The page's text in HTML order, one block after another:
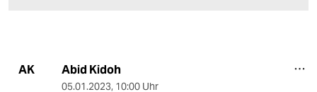
AK Abid Kidoh
05.01.2023, 10:00 Uhr